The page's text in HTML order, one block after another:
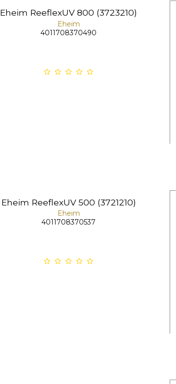
Eheim ReeflexUV 800 (3723210)
Eheim
4011708370490
Eheim ReeflexUV 500 (3721210)
Eheim
4011708370537